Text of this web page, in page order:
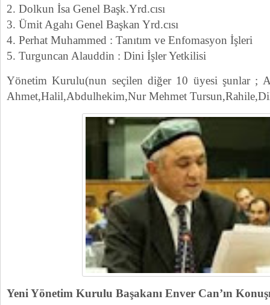
2. Dolkun İsa Genel Başk.Yrd.cısı
3. Ümit Agahı Genel Başkan Yrd.cısı
4. Perhat Muhammed : Tanıtım ve Enfomasyon İşleri
5. Turguncan Alauddin : Dini İşler Yetkilisi
Yönetim Kurulu(nun seçilen diğer 10 üyesi şunlar ;
Ahmet,Halil,Abdulhekim,Nur Mehmet
Yeni Yönetim Kurulu Başakanı Enver Can’ın